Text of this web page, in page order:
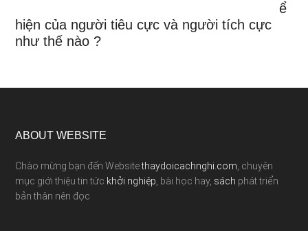
ể
hiện của người tiêu cực và người tích cực
như thế nào ?
ABOUT WEBSITE
Chào mừng bạn đến Websitethaydoicachnghi.com , chuyên
mục giới thiệu tin tức khởi nghiệp , bài học hay, sách phát triển
bản thân nên đọc